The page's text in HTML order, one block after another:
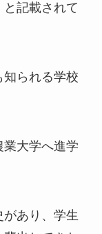
記載されて
られる学校
大学へ進学
あり、学生